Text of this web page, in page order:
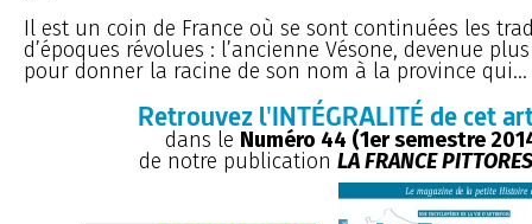
Il est un coin de France où se sont continuées les
d’époques révolues : l’ancienne Vésone, devenue
pour donner la racine de son nom à la province qui...
Retrouvez l'INTÉGRALITÉ de cet
dans le Numéro 44 (1er semestre
de notre publication LA FRANCE